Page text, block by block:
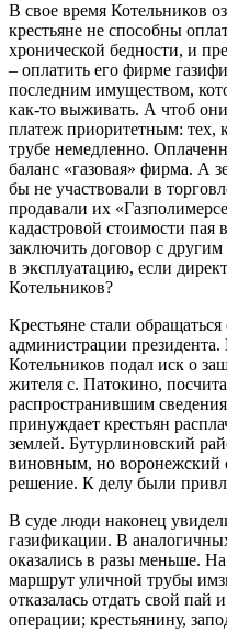
В свое время Котельников
крестьяне не способны
хронической бедности, и
– оплатить его фирме
последним имуществом,
как-то выживать. А чтоб
платеж приоритетным: тех,
трубе немедленно.
баланс «газовая» фирма. А
бы не участвовали в
продавали их
кадастровой стоимости
заключить договор с
в эксплуатацию, если
Котельников?
Крестьяне стали
администрации президента.
Котельников подал иск о
жителя с. Патокино,
распространившим
принуждает крестьян
землей. Бутурлиновский
виновным, но воронежский
решение. К делу были
В суде люди наконец
газификации. В
оказались в разы меньше.
маршрут уличной трубы
отказалась отдать свой пай
операции; крестьянину,